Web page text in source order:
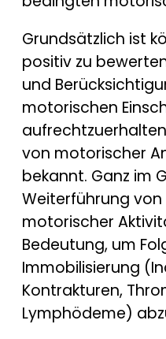
Grundsätzlich ist
positiv zu
und
motorischen
von motorischer
bekannt. Ganz im
Weiterführung
motorischer
Bedeutung, um
Immobilisierung
Kontrakturen,
Lymphödeme)